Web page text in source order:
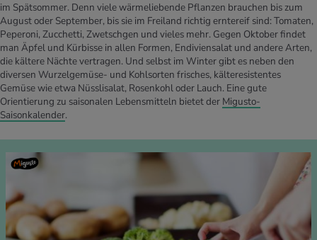
im Spätsommer. Denn viele wärmeliebende Pflanzen brauchen bis zum
August oder September, bis sie im Freiland richtig erntereif sind: Tomaten,
Peperoni, Zucchetti, Zwetschgen und vieles mehr. Gegen Oktober findet
man Äpfel und Kürbisse in allen Formen, Endiviensalat und andere Arten,
die kältere Nächte vertragen. Und selbst im Winter gibt es neben den
diversen Wurzelgemüse- und Kohlsorten frisches, kälteresistentes
Gemüse wie etwa Nüsslisalat, Rosenkohl oder Lauch. Eine gute
Orientierung zu saisonalen Lebensmitteln bietet der Migusto-
Saisonkalender.